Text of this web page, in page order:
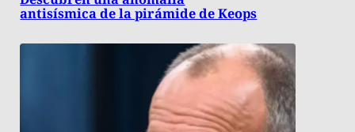
antisísmica de la pirámide de Keops